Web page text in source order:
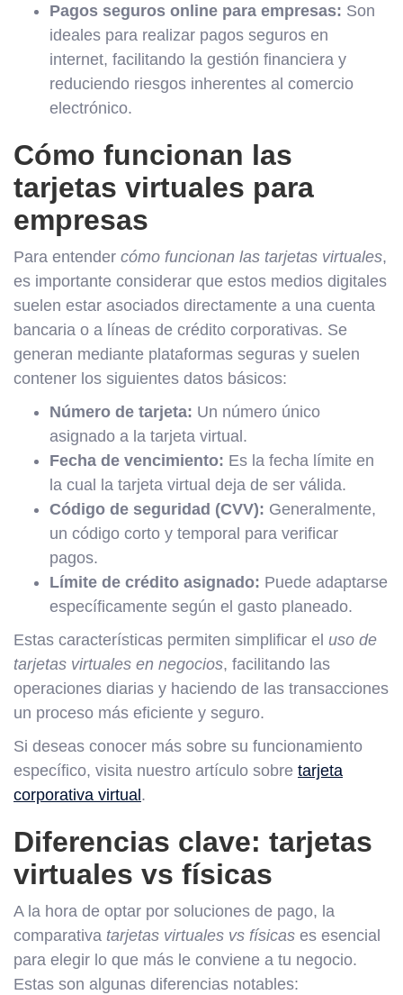
Pagos seguros online para empresas: Son
ideales para realizar pagos seguros en
internet, facilitando la gestión financiera y
reduciendo riesgos inherentes al comercio
electrónico.
Cómo funcionan las
tarjetas virtuales para
empresas
Para entender cómo funcionan las tarjetas virtuales,
es importante considerar que estos medios digitales
suelen estar asociados directamente a una cuenta
bancaria o a líneas de crédito corporativas. Se
generan mediante plataformas seguras y suelen
contener los siguientes datos básicos:
Número de tarjeta: Un número único
asignado a la tarjeta virtual.
Fecha de vencimiento: Es la fecha límite en
la cual la tarjeta virtual deja de ser válida.
Código de seguridad (CVV): Generalmente,
un código corto y temporal para verificar
pagos.
Límite de crédito asignado: Puede adaptarse
específicamente según el gasto planeado.
Estas características permiten simplificar el uso de
tarjetas virtuales en negocios, facilitando las
operaciones diarias y haciendo de las transacciones
un proceso más eficiente y seguro.
Si deseas conocer más sobre su funcionamiento
específico, visita nuestro artículo sobre tarjeta
corporativa virtual.
Diferencias clave: tarjetas
virtuales vs físicas
A la hora de optar por soluciones de pago, la
comparativa tarjetas virtuales vs físicas es esencial
para elegir lo que más le conviene a tu negocio.
Estas son algunas diferencias notables: